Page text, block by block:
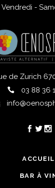
-
de Zurich
03 88 36
ACCUEIL
BAR À